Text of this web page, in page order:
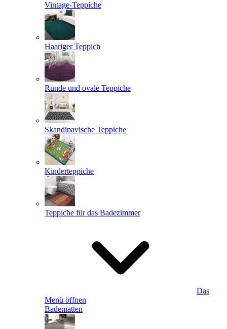
Vintage-Teppiche
Haariger Teppich
Runde und ovale Teppiche
Skandinavische Teppiche
Kinderteppiche
Teppiche für das Badezimmer
Das
Menü öffnen
Badematten